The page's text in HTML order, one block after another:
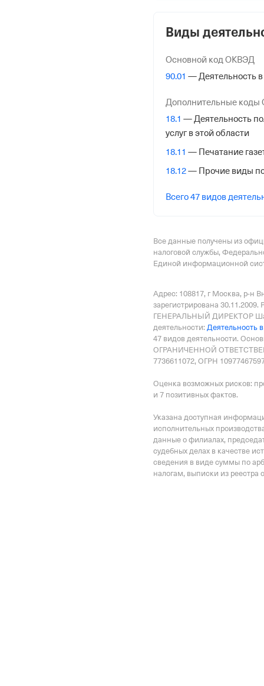
ОГРН
от 30 ноября 2009
775101001
Регистрация
Дата регистрации
№ 46 по гор. Москве
Адрес налоговой
стр. 2
Регистрационный
Дата регистрации
1 декабря 2009
Наименование
Отделение Фонда
Российской
Виды
Основной код ОКВЭД
90.01 — Деятельность в
Дополнительные коды
18.1 — Деятельность
услуг в этой области
18.11 — Печатание
18.12— Прочие виды
Всего 47 видов
Все данные получены из
налоговой службы,
Единой информационной
Адрес: 108817, г Москва, р-н
зарегистрирована 30.11.2009.
ГЕНЕРАЛЬНЫЙ ДИРЕКТОР
деятельности: Деятельность
47 видов деятельности.
ОГРАНИЧЕННОЙ
7736611072, ОГРН
Оценка возможных рисков:
и 7 позитивных фактов.
Указана доступная
исполнительных
данные о филиалах,
судебных делах в качестве
сведения в виде суммы по
налогам, выписки из реестра